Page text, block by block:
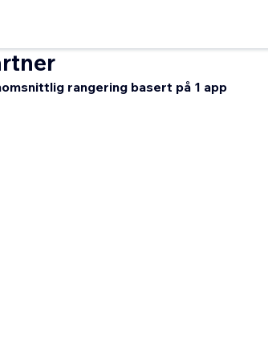
rangering basert på 1 app